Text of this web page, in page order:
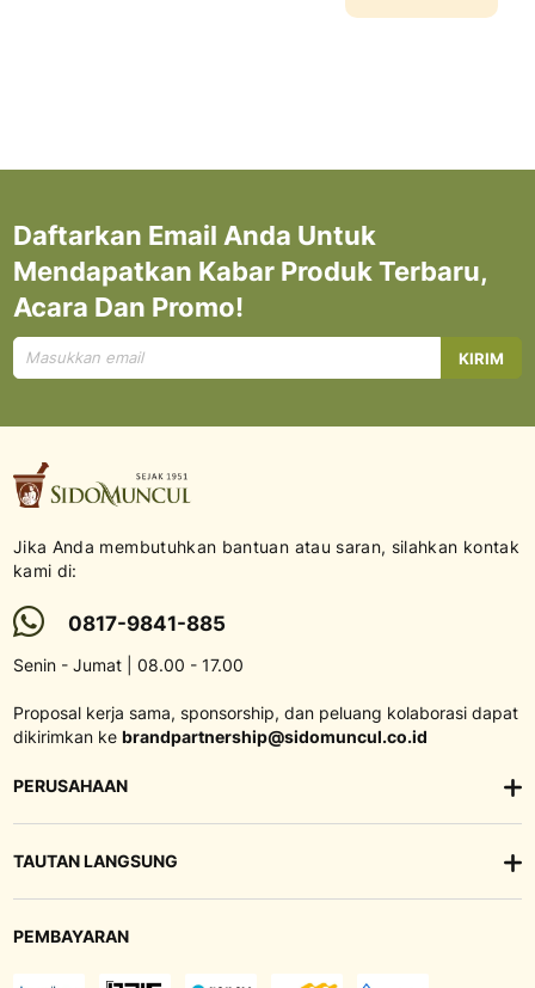
Daftarkan Email Anda Untuk
Mendapatkan Kabar Produk Terbaru,
Acara Dan Promo!
Mendaftar
untuk
KIRIM
Jika Anda membutuhkan bantuan atau saran, silahkan kontak
kami di:
0817-9841-885
Senin - Jumat | 08.00 - 17.00
Proposal kerja sama, sponsorship, dan peluang kolaborasi dapat
dikirimkan ke brandpartnership@sidomuncul.co.id
PERUSAHAAN
TAUTAN LANGSUNG
PEMBAYARAN